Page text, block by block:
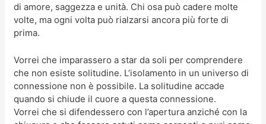
di amore, saggezza e unità. Chi osa può cadere molte
volte, ma ogni volta può rialzarsi ancora più forte di
prima.
Vorrei che imparassero a star da soli per comprendere
che non esiste solitudine. L’isolamento in un universo di
connessione non è possibile. La solitudine accade
quando si chiude il cuore a questa connessione.
Vorrei che si difendessero con l’apertura anziché con la